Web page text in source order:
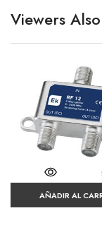
Viewers
AÑADIR AL